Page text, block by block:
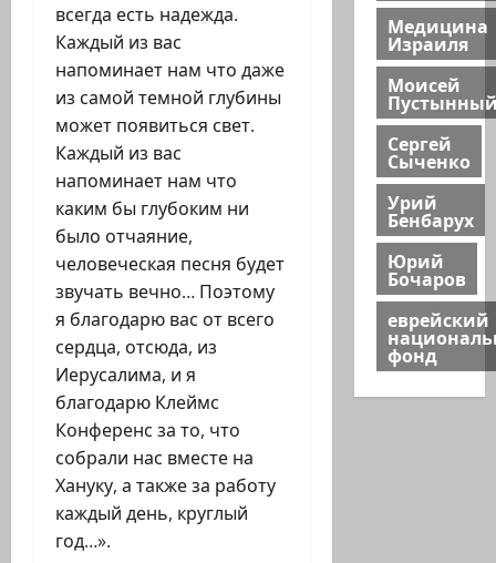
всегда есть надежда.
Каждый из вас
напоминает нам что даже
из самой темной глубины
может появиться свет.
Каждый из вас
напоминает нам что
каким бы глубоким ни
было отчаяние,
человеческая песня будет
звучать вечно… Поэтому
я благодарю вас от всего
сердца, отсюда, из
Иерусалима, и я
благодарю Клеймс
Конференс за то, что
собрали нас вместе на
Хануку, а также за работу
каждый день, круглый
год…».
Медицина
Израиля
Моисей
Сергей
Сыченко
Урий
Бенбарух
Юрий
Бочаров
еврейский
фонд